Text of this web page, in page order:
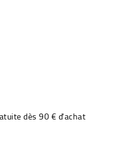
dès 90 € d'achat